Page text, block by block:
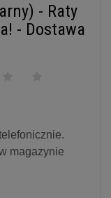
- Raty
- Dostawa
magazynie